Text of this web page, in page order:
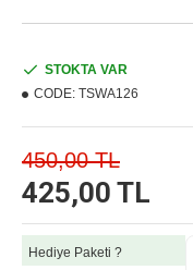
425,00 TL
450,00 TL
STOKTA VAR
CODE: TSWA126
Hediye Paketi ?